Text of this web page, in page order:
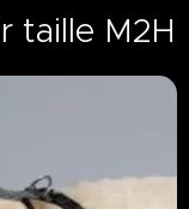
taille M2H